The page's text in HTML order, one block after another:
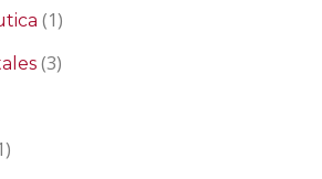
(1)
(3)